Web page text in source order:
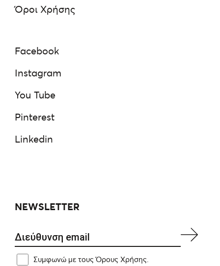
Όροι Χρήσης
Facebook
Instagram
You Tube
Pinterest
Linkedin
NEWSLETTER
Συμφωνώ με τους Όρους Χρήσης.